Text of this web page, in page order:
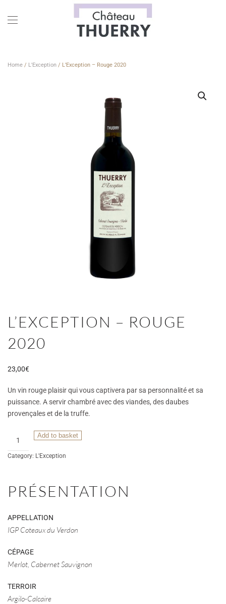
Skip to main content
Home / L'Exception / L’Exception – Rouge 2020
L’EXCEPTION – ROUGE
2020
23,00€
Un vin rouge plaisir qui vous captivera par sa personnalité et sa
puissance. A servir chambré avec des viandes, des daubes
provençales et de la truffe.
L'Exception
Rouge
Add to basket
Category: L'Exception
PRÉSENTATION
APPELLATION
IGP Coteaux du Verdon
CÉPAGE
Merlot, Cabernet Sauvignon
TERROIR
Argilo-Calcaire